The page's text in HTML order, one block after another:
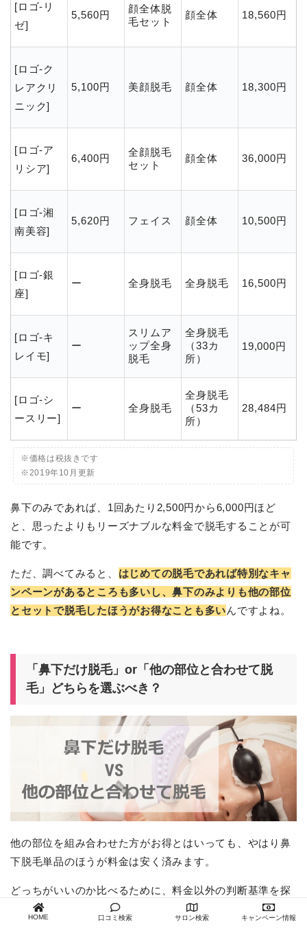
[ロゴ-リ
ゼ]
5,560円
顔全体脱
毛セット
顔全体 18,560円
[ロゴ-ク
レアクリ
ニック]
5,100円 美顔脱毛 顔全体 18,300円
[ロゴ-ア
リシア]
6,400円
全顔脱毛
セット
顔全体 36,000円
[ロゴ-湘
南美容]
5,620円 フェイス 顔全体 10,500円
[ロゴ-銀
座]
ー 全身脱毛 全身脱毛 16,500円
[ロゴ-キ
レイモ]
ー
スリムア
ップ全身
脱毛
全身脱毛
（33カ
所）
19,000円
[ロゴ-シ
ースリー]
ー 全身脱毛
全身脱毛
（53カ
所）
28,484円
※価格は税抜きです
※2019年10月更新
鼻下のみであれば、1回あたり2,500円から6,000円ほど
と、思ったよりもリーズナブルな料金で脱毛することが可
能です。
ただ、調べてみると、 はじめての脱毛であれば特別なキャ
ンペーンがあるところも多いし、鼻下のみよりも他の部位
とセットで脱毛したほうがお得なことも多いんですよね。
「鼻下だけ脱毛」or「他の部位と合わせて脱
毛」どちらを選ぶべき？
他の部位を組み合わせた方がお得とはいっても、やはり鼻
下脱毛単品のほうが料金は安く済みます。
どっちがいいのか比べるために、料金以外の判断基準を探
ってみました。
HOME 口コミ検索 サロン検索 キャンペーン情報